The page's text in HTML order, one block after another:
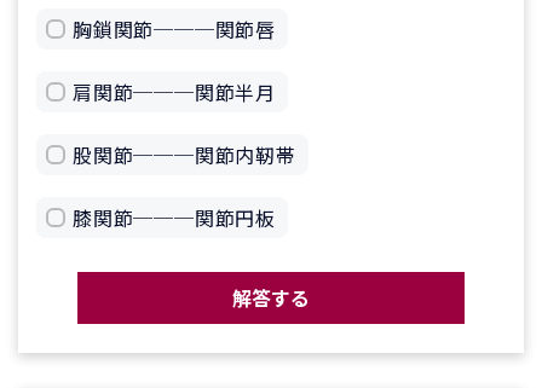
胸鎖関節───関節唇
肩関節───関節半月
股関節───関節内靭帯
膝関節───関節円板
解答する